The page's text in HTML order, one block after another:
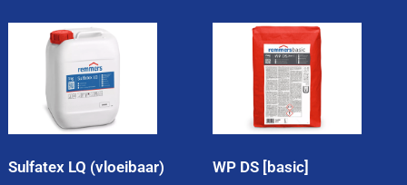
Sulfatex LQ (vloeibaar) WP DS [basic]